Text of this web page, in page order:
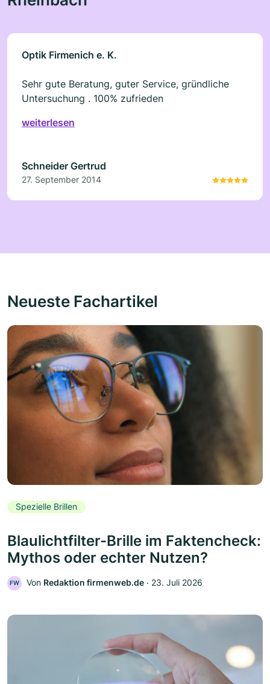
Optik Firmenich e. K.
Sehr gute Beratung, guter Service, gründliche
Untersuchung . 100% zufrieden
weiterlesen
Schneider Gertrud
27. September 2014
Neueste Fachartikel
Spezielle Brillen
Blaulichtfilter-Brille im Faktencheck:
Mythos oder echter Nutzen?
FW Von Redaktion firmenweb.de ‧ 23. Juli 2026